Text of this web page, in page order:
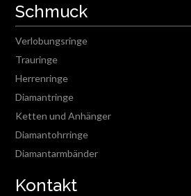
Schmuck
Verlobungsringe
Trauringe
Herrenringe
Diamantringe
Ketten und Anhänger
Diamantohrringe
Diamantarmbänder
Kontakt